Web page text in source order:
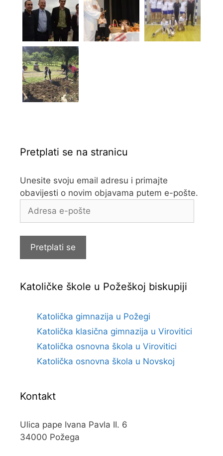
Pretplati se na stranicu
Unesite svoju email adresu i primajte
obavijesti o novim objavama putem e-pošte.
Adresa
Pretplati se
Katoličke škole u Požeškoj biskupiji
Katolička gimnazija u Požegi
Katolička klasična gimnazija u Virovitici
Katolička osnovna škola u Virovitici
Katolička osnovna škola u Novskoj
Kontakt
Ulica pape Ivana Pavla II. 6
34000 Požega